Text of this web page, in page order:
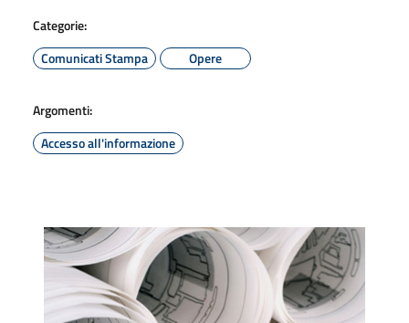
Categorie:
Comunicati Stampa
Opere
Argomenti:
Accesso all'informazione